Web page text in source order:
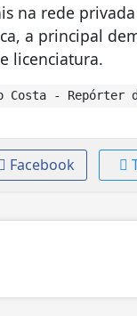
na rede
a principal
licenciatura.
Costa - Repórter
Facebook